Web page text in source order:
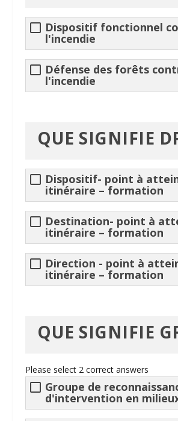
Dispositif fonctionnel
l'incendie
Défense des forêts
l'incendie
QUE SIGNIFIE
Dispositif- point à
itinéraire – formation
Destination- point à
itinéraire – formation
Direction - point à
itinéraire – formation
QUE SIGNIFIE
Please select 2 correct answers
Groupe de
d'intervention en